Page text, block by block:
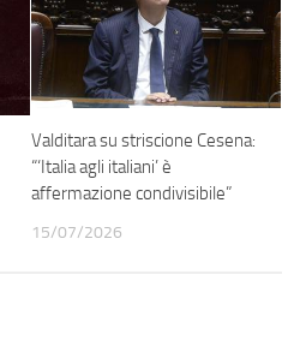
Valditara su striscione Cesena:
“‘Italia agli italiani’ è
affermazione condivisibile”
15/07/2026